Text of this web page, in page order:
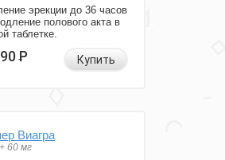
эрекции до 36 часов
полового акта в
таблетке.
Р Купить
Виагра
60 мг